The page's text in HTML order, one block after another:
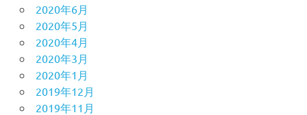
2020年6月
2020年5月
2020年4月
2020年3月
2020年1月
2019年12月
2019年11月